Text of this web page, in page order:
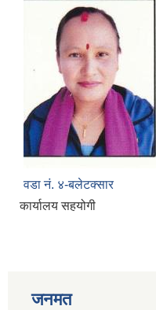
वडा नं. ४-बलेटक्सार
कार्यालय सहयोगी
जनमत